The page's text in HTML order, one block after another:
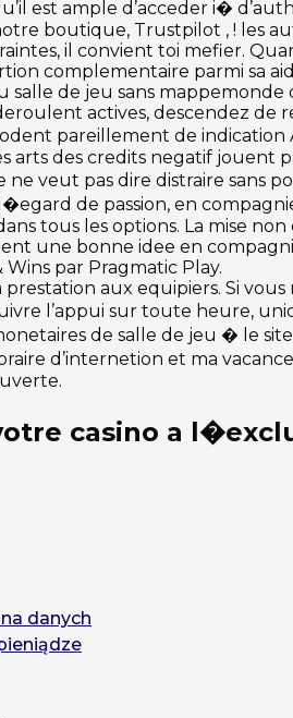
est ample d’acceder i�
boutique, Trustpilot , ! les
il convient toi mefier.
complementaire parmi sa
salle de jeu sans
actives, descendez
pareillement de indication
des credits negatif jouent
veut pas dire distraire sans
de passion, en
tous les options. La mise
une bonne idee en
par Pragmatic Play.
aux equipiers. Si vous
l’appui sur toute heure,
de salle de jeu � le
d’internetion et ma
casino a
danych